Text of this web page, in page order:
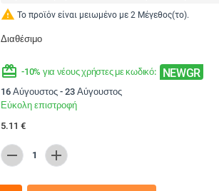
warning Το προϊόν είναι μειωμένο με 2 Μέγεθος(το).
Διαθέσιμο
redeem -10% για νέους χρήστες με κωδικό: NEWGR
16 Αύγουστος - 23 Αύγουστος
Εύκολη επιστροφή
5.11 €
remove 1 add